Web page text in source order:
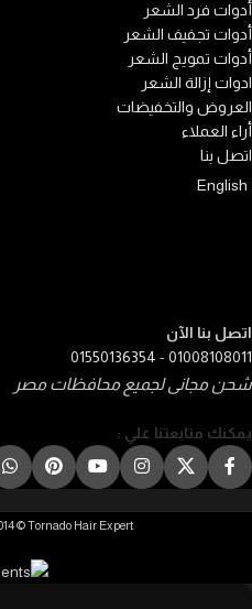
أدوات فرد الشعر
أدوات تجفيف الشعر
أدوات تمويج الشعر
ادوات إزالة الشعر
العروض والتخفيضات
أراء العملاء
اتصل بنا
English
اتصل بنا الآن
01008108011
-
01550136354
شحن مجانى لجميع محافظات مصر
يمكنك متابعتنا علي :
© Tornado Hair Expert .